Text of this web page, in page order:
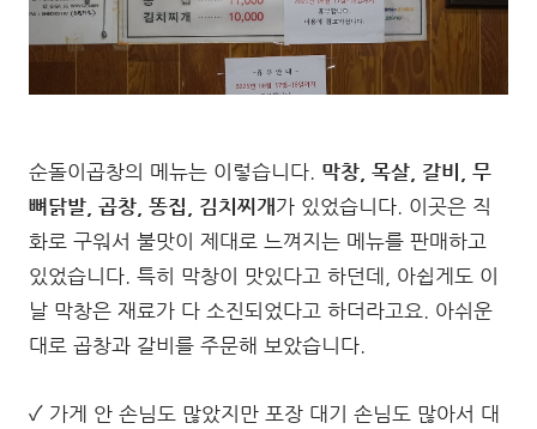
순돌이곱창의 메뉴는 이렇습니다. 막창, 목살, 갈비, 무
뼈닭발, 곱창, 똥집, 김치찌개가 있었습니다. 이곳은 직
화로 구워서 불맛이 제대로 느껴지는 메뉴를 판매하고
있었습니다. 특히 막창이 맛있다고 하던데, 아쉽게도 이
날 막창은 재료가 다 소진되었다고 하더라고요. 아쉬운
대로 곱창과 갈비를 주문해 보았습니다.
✓ 가게 안 손님도 많았지만 포장 대기 손님도 많아서 대